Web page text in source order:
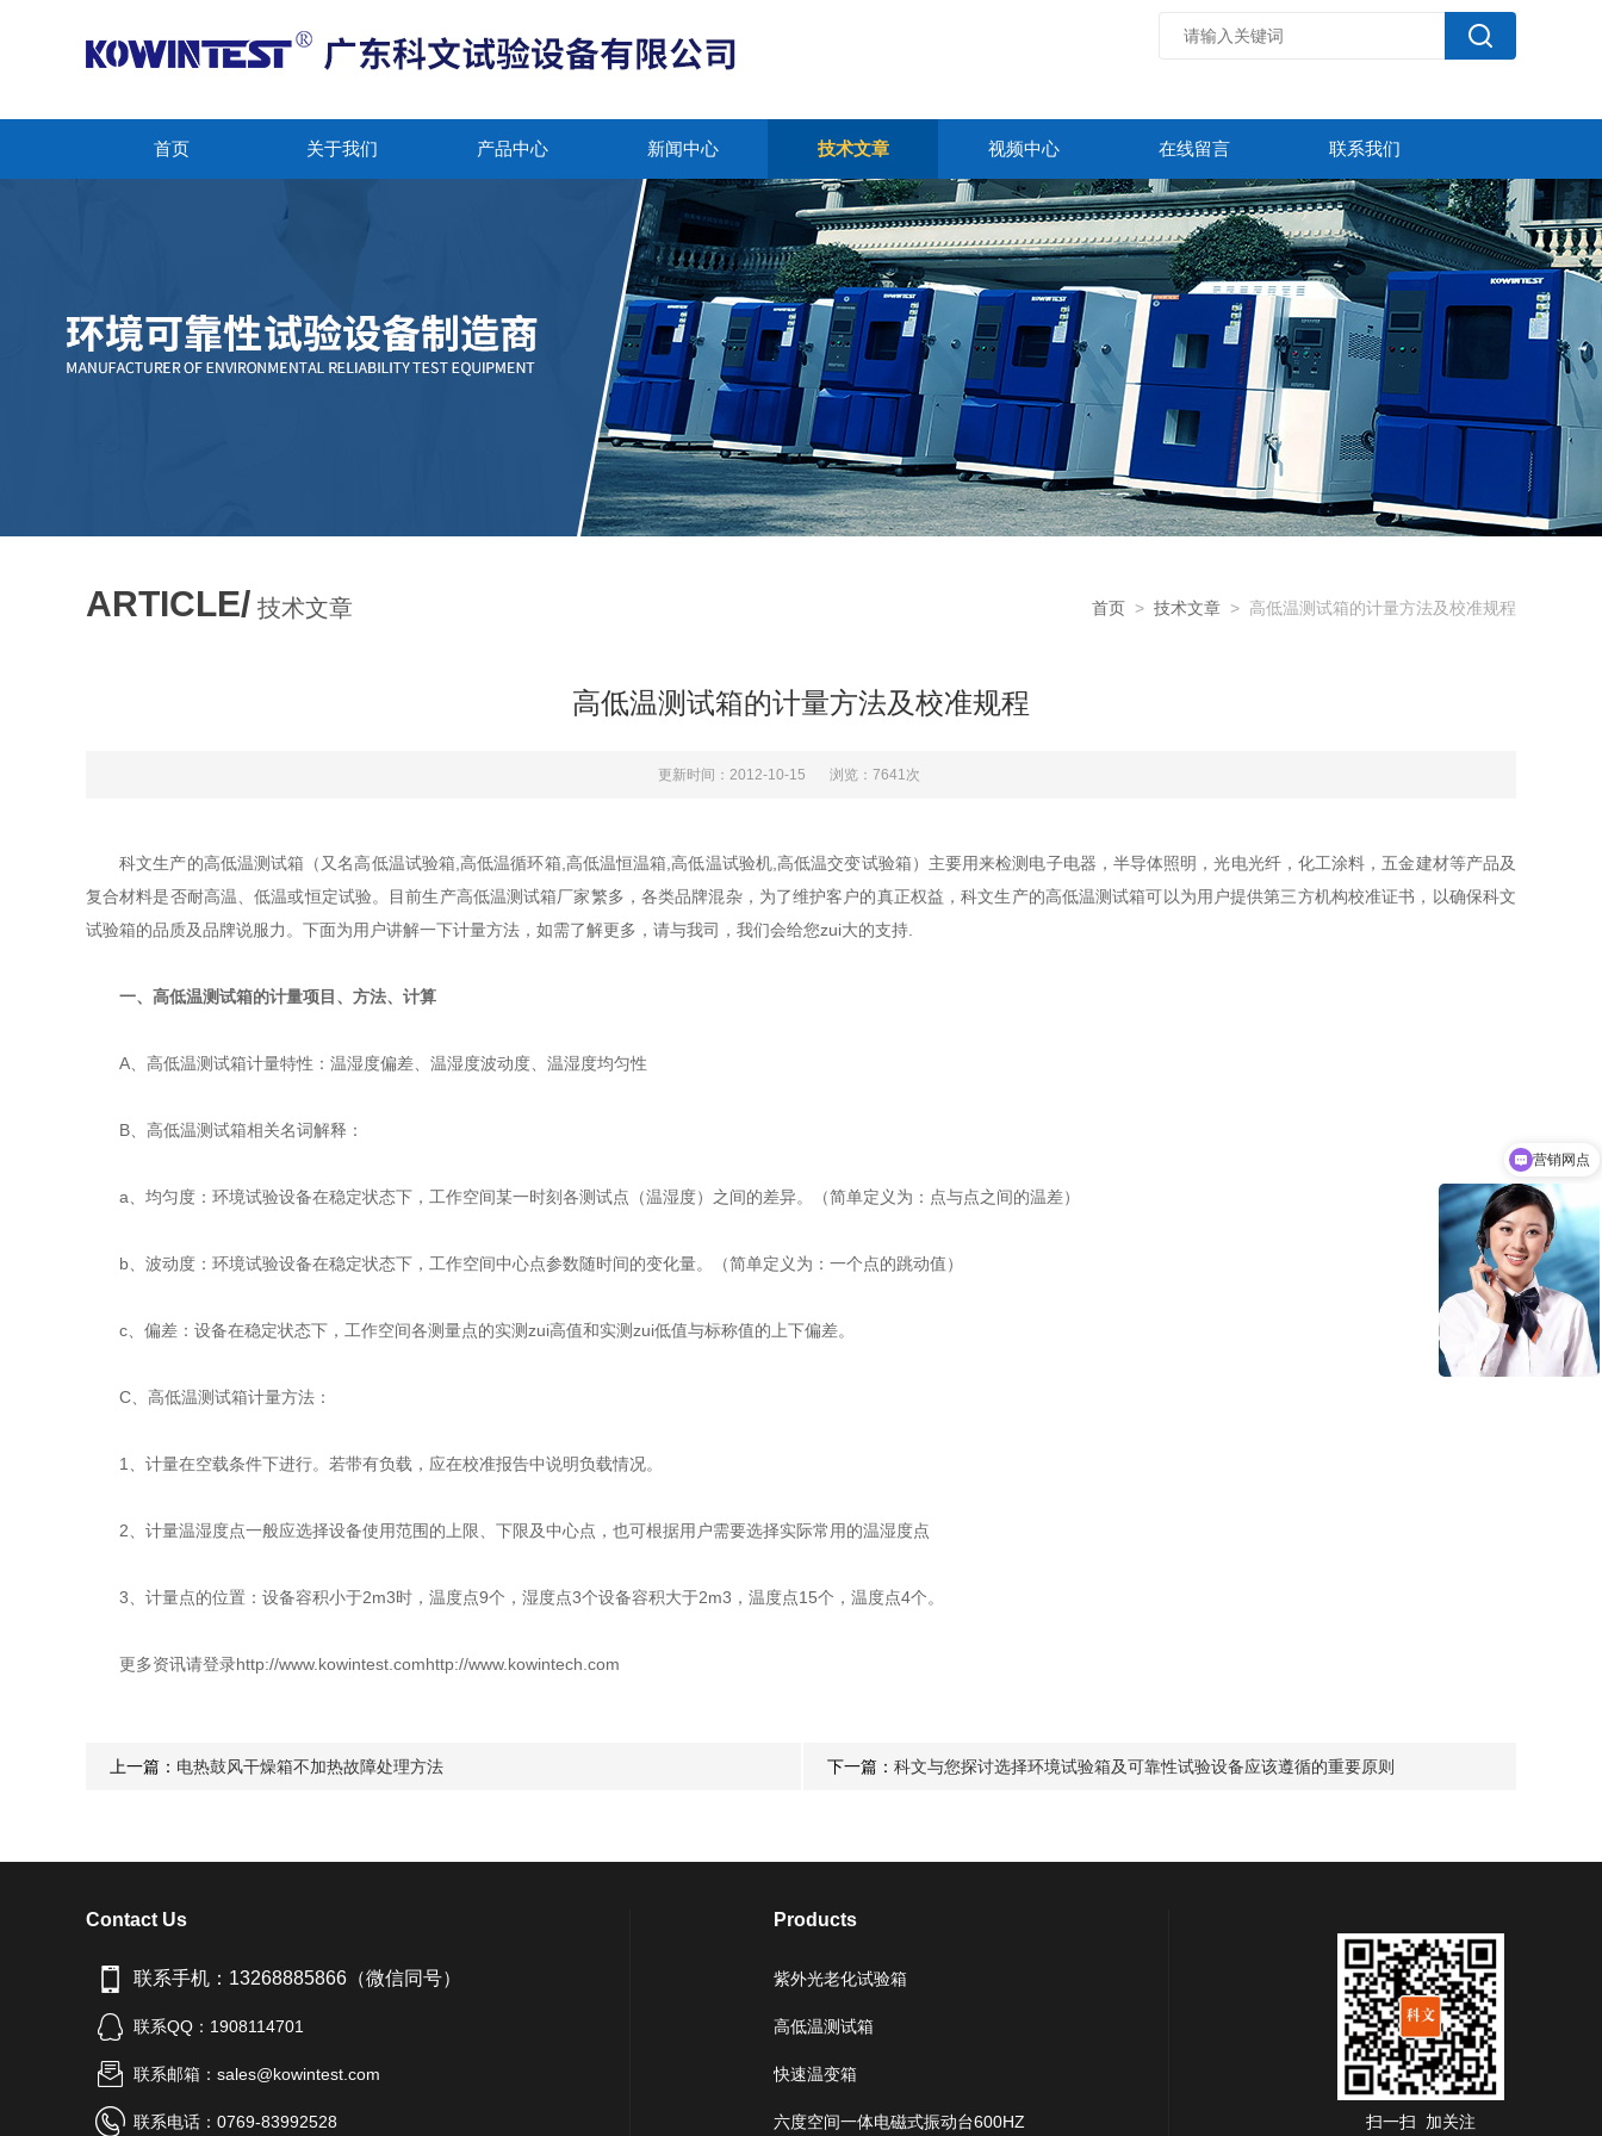
首页 关于我们 产品中心 新闻中心 技术文章 视频中心 在线留言 联系我们
ARTICLE/ 技术文章 首页 > 技术文章 > 高低温测试箱的计量方法及校准规程
高低温测试箱的计量方法及校准规程
更新时间：2012-10-15 浏览：7641次
科文生产的高低温测试箱（又名高低温试验箱,高低温循环箱,高低温恒温箱,高低温试验机,高低温交变试验箱）主要用来检测电子电器，半导体照明，光电光纤，化工涂料，五金建材等产品及
复合材料是否耐高温、低温或恒定试验。目前生产高低温测试箱厂家繁多，各类品牌混杂，为了维护客户的真正权益，科文生产的高低温测试箱可以为用户提供第三方机构校准证书，以确保科文
试验箱的品质及品牌说服力。下面为用户讲解一下计量方法，如需了解更多，请与我司，我们会给您zui大的支持.
一、高低温测试箱的计量项目、方法、计算
A、高低温测试箱计量特性：温湿度偏差、温湿度波动度、温湿度均匀性
B、高低温测试箱相关名词解释：
a、均匀度：环境试验设备在稳定状态下，工作空间某一时刻各测试点（温湿度）之间的差异。（简单定义为：点与点之间的温差）
b、波动度：环境试验设备在稳定状态下，工作空间中心点参数随时间的变化量。（简单定义为：一个点的跳动值）
c、偏差：设备在稳定状态下，工作空间各测量点的实测zui高值和实测zui低值与标称值的上下偏差。
C、高低温测试箱计量方法：
1、计量在空载条件下进行。若带有负载，应在校准报告中说明负载情况。
2、计量温湿度点一般应选择设备使用范围的上限、下限及中心点，也可根据用户需要选择实际常用的温湿度点
3、计量点的位置：设备容积小于2m3时，温度点9个，湿度点3个设备容积大于2m3，温度点15个，温度点4个。
更多资讯请登录http://www.kowintest.comhttp://www.kowintech.com
上一篇： 电热鼓风干燥箱不加热故障处理方法 下一篇： 科文与您探讨选择环境试验箱及可靠性试验设备应该遵循的重要原则
Contact Us
联系手机：13268885866（微信同号）
联系QQ：1908114701
联系邮箱：sales@kowintest.com
联系电话：0769-83992528
Products
紫外光老化试验箱
高低温测试箱
快速温变箱
六度空间一体电磁式振动台600HZ 扫一扫 加关注
营销网点